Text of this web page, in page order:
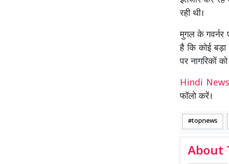
रही थी।
मुगल के गवर्नर
है कि कोई
पर नागरिकों
Hindi
फॉलो करें।
topnews
About